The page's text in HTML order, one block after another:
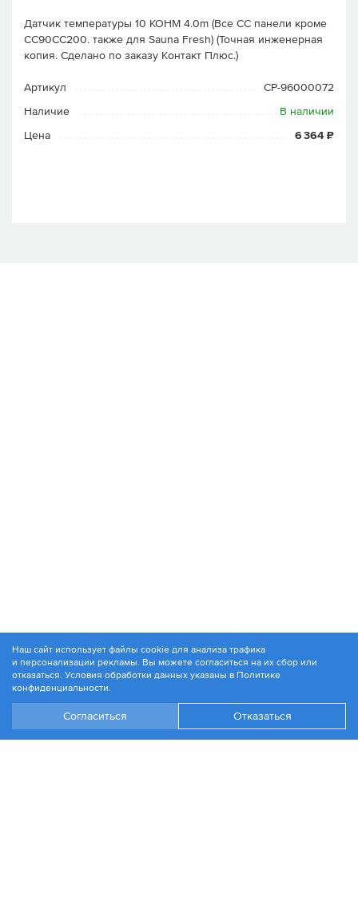
Датчик температуры 10 KOHM 4.0m (Все СС панели кроме
CC90CC200. также для Sauna Fresh) (Точная инженерная
копия. Cделано по заказу Контакт Плюс.)
Артикул
CP-96000072
Наличие
В наличии
Цена
6 364 ₽
© 1994-2026. ЗАО «Контакт Плюс»
Политика конфиденциальности
Наш сайт использует файлы cookie для анализа трафика
и персонализации рекламы. Вы можете согласиться на их сбор или
отказаться. Условия обработки данных указаны в Политике
конфиденциальности.
Согласиться Отказаться